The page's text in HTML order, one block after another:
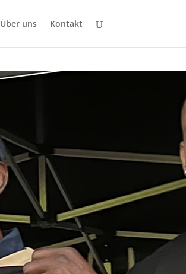
Über uns Kontakt